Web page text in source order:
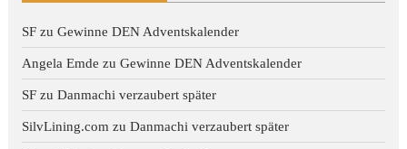
SF zuGewinne DEN Adventskalender
Angela Emde zuGewinne DEN Adventskalender
SF zuDanmachi verzaubert später
SilvLining.com zuDanmachi verzaubert später